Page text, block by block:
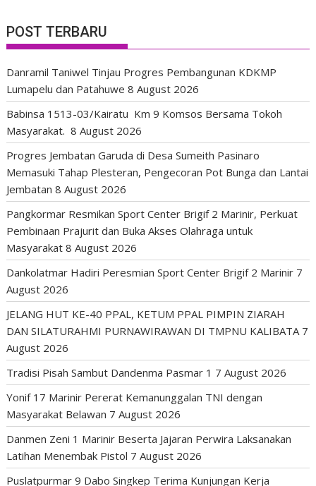
POST TERBARU
Danramil Taniwel Tinjau Progres Pembangunan KDKMP
Lumapelu dan Patahuwe 8 August 2026
Babinsa 1513-03/Kairatu Km 9 Komsos Bersama Tokoh
Masyarakat. 8 August 2026
Progres Jembatan Garuda di Desa Sumeith Pasinaro
Memasuki Tahap Plesteran, Pengecoran Pot Bunga dan Lantai
Jembatan 8 August 2026
Pangkormar Resmikan Sport Center Brigif 2 Marinir, Perkuat
Pembinaan Prajurit dan Buka Akses Olahraga untuk
Masyarakat 8 August 2026
Dankolatmar Hadiri Peresmian Sport Center Brigif 2 Marinir 7
August 2026
JELANG HUT KE-40 PPAL, KETUM PPAL PIMPIN ZIARAH
DAN SILATURAHMI PURNAWIRAWAN DI TMPNU KALIBATA 7
August 2026
Tradisi Pisah Sambut Dandenma Pasmar 1 7 August 2026
Yonif 17 Marinir Pererat Kemanunggalan TNI dengan
Masyarakat Belawan 7 August 2026
Danmen Zeni 1 Marinir Beserta Jajaran Perwira Laksanakan
Latihan Menembak Pistol 7 August 2026
Puslatpurmar 9 Dabo Singkep Terima Kunjungan Kerja